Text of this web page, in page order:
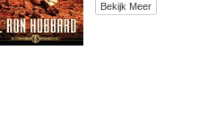
Bekijk Meer